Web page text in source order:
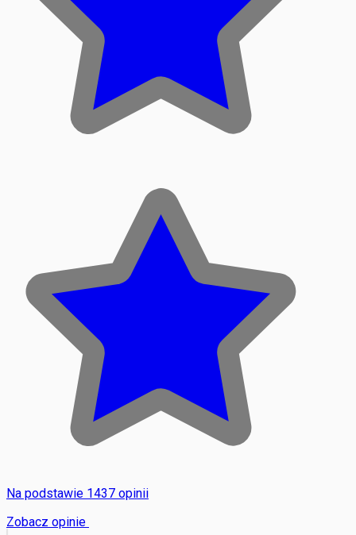
Na podstawie 1437 opinii
Zobacz opinie